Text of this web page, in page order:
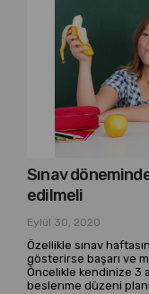
Sınav
edilmeli
Eylül 30, 2020
Özellikle sınav
gösterirse başarı ve
Öncelikle kendinize 3
beslenme düzeni